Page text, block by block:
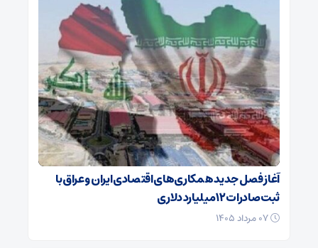
آغاز فصل جدید همکاری‌های اقتصادی ایران و عراق با
ثبت صادرات ۱۲ میلیارد دلاری